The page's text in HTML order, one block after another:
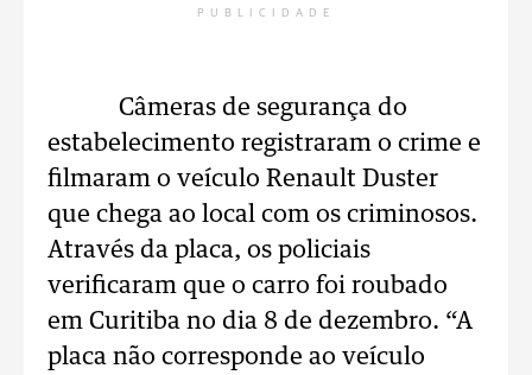
PUBLICIDADE
Câmeras de segurança do
estabelecimento registraram o crime e
filmaram o veículo Renault Duster
que chega ao local com os criminosos.
Através da placa, os policiais
verificaram que o carro foi roubado
em Curitiba no dia 8 de dezembro. “A
placa não corresponde ao veículo